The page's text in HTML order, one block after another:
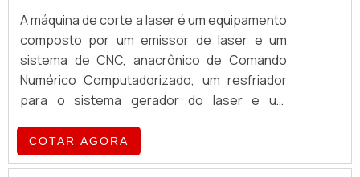
A máquina de corte a laser é um equipamento
composto por um emissor de laser e um
sistema de CNC, anacrônico de Comando
Numérico Computadorizado, um resfriador
para o sistema gerador do laser e um
processo. Atualmente é largamente utilizada
nas indústrias - de pequeno a grande porte -,
COTAR AGORA